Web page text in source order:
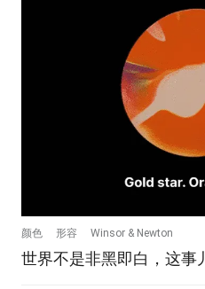
颜色 形容 Winsor & Newton
世界不是非黑即白，这事